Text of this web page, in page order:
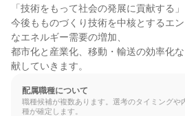
「技術をもって社会の発展に貢献する
今後もものづくり技術を中核とするエ
なエネルギー需要の増加、
都市化と産業化、移動・輸送の効率化
献していきます。
配属職種について
職種候補が複数あります。選考のタイミングや
種が確定します。